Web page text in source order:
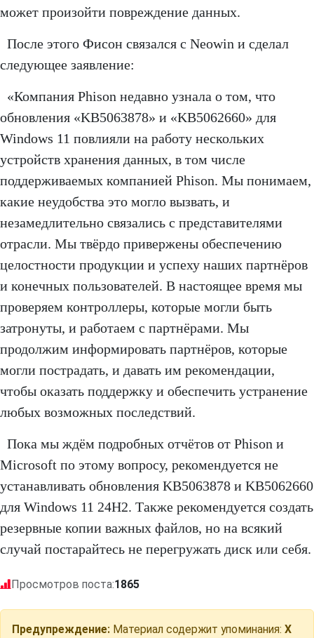
может произойти повреждение данных.
После этого Фисон связался с Neowin и сделал
следующее заявление:
«Компания Phison недавно узнала о том, что
обновления «KB5063878» и «KB5062660» для
Windows 11 повлияли на работу нескольких
устройств хранения данных, в том числе
поддерживаемых компанией Phison. Мы понимаем,
какие неудобства это могло вызвать, и
незамедлительно связались с представителями
отрасли. Мы твёрдо привержены обеспечению
целостности продукции и успеху наших партнёров
и конечных пользователей. В настоящее время мы
проверяем контроллеры, которые могли быть
затронуты, и работаем с партнёрами. Мы
продолжим информировать партнёров, которые
могли пострадать, и давать им рекомендации,
чтобы оказать поддержку и обеспечить устранение
любых возможных последствий.
Пока мы ждём подробных отчётов от Phison и
Microsoft по этому вопросу, рекомендуется не
устанавливать обновления KB5063878 и KB5062660
для Windows 11 24H2. Также рекомендуется создать
резервные копии важных файлов, но на всякий
случай постарайтесь не перегружать диск или себя.
Просмотров поста:1865
Предупреждение: Материал содержит упоминания: X